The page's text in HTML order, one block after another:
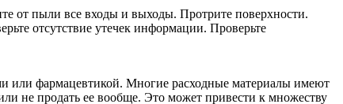
от пыли все входы и выходы. Протрите поверхности.
отсутствие утечек информации. Проверьте
или фармацевтикой. Многие расходные материалы имеют
не продать ее вообще. Это может привести к множеству